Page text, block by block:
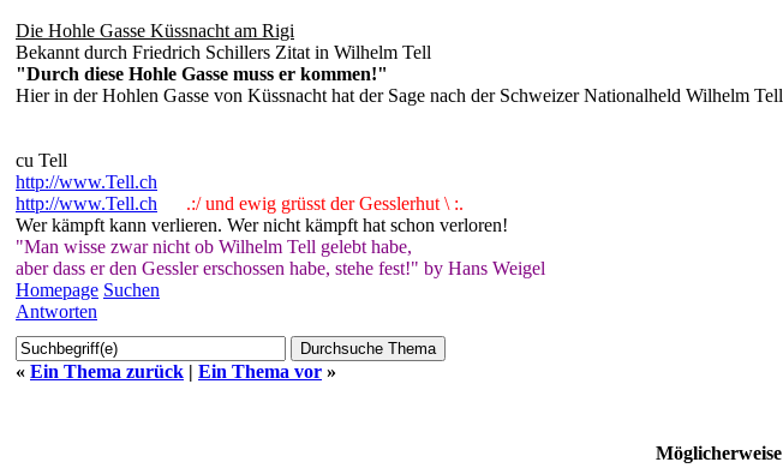
Die Hohle Gasse Küssnacht am Rigi
Bekannt durch Friedrich Schillers Zitat in Wilhelm Tell
"Durch diese Hohle Gasse muss er kommen!"
Hier in der Hohlen Gasse von Küssnacht hat der Sage nach der Schweizer Nationalheld Wilhelm
cu Tell
http://www.Tell.ch
http://www.Tell.ch
.:/ und ewig grüsst der Gesslerhut \ :.
Wer kämpft kann verlieren. Wer nicht kämpft hat schon verloren!
"Man wisse zwar nicht ob Wilhelm Tell gelebt habe,
aber dass er den Gessler erschossen habe, stehe fest!" by Hans Weigel
Homepage Suchen
Antworten
« Ein Thema zurück | Ein Thema vor »